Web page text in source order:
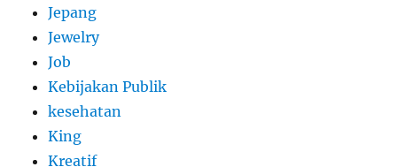
Jepang
Jewelry
Job
Kebijakan Publik
kesehatan
King
Kreatif